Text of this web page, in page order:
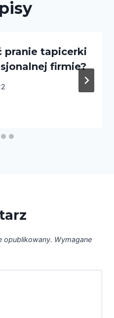
pranie tapicerki
firmie?
opublikowany. Wymagane